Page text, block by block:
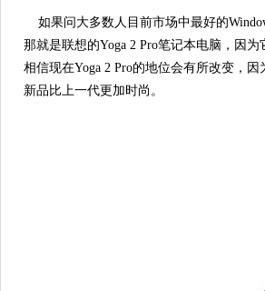
如果问大多数人目前市场中最好的
那就是联想的Yoga 2 Pro笔记本电脑，因
相信现在Yoga 2 Pro的地位会有所改变，因
新品比上一代更加时尚。